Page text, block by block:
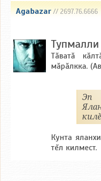
Agabazar// 2697.76.6666
Тăватă
мăрăлкка.
Эп
Кунта
тĕл килмест.